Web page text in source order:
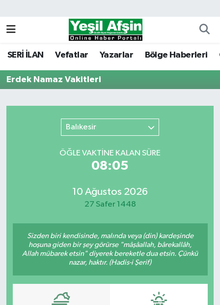
SERİ İLAN Vefatlar Yazarlar Bölge Haberleri
Erdek Namaz Vakitleri
Balıkesir
ÖĞLE VAKTİNE KALAN SÜRE
08:05
10 Ağustos 2026
27 Safer 1448
Sizden biri kendisinde, malında veya (din) kardeşinde
hoşuna giden bir şey görürse "mâşâallah, bârekallâh,
Allah mübarek etsin" diyerek bereketle dua etsin. Çünkü
nazar, haktır. (Hadis-i Şerif)
Kahramanmaraş Nöbetçi Eczaneler
Kahramanmaraş Namaz Vakitleri
Süper Lig Puan Durumu ve Fikstür
Son Dakika Haberleri